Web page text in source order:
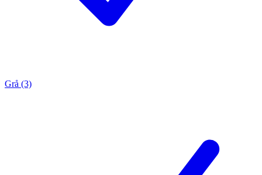
Grå (3)